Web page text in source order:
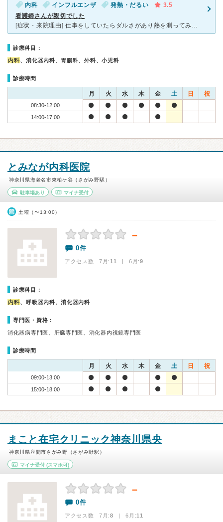
内科 インフルエンザ 発熱・だるい
3.5
看護婦さんが親切でした
[症状・来院理由] 仕事をしていたらダルさがあり熱を測ってみると38度以上の熱がありました。関節などが痛くて辛かったので、職場の近くの病院を紹介してもらい行くことにしました。 [医師の診断・治療法
診療科目：
内科、消化器内科、胃腸科、外科、小児科
診療時間
月 火 水 木 金 土 日 祝
08:30-12:00
14:00-17:00
とみなが内科医院
神奈川県海老名市東柏ケ谷（さがみ野駅）
駐車場あり マイナ受付
土曜（〜13:00）
－
0件
アクセス数 7月:11 | 6月:9
診療科目：
内科、呼吸器内科、消化器内科
専門医・資格：
消化器病専門医、肝臓専門医、消化器内視鏡専門医
診療時間
月 火 水 木 金 土 日 祝
09:00-13:00
15:00-18:00
まこと在宅クリニック神奈川県央
神奈川県座間市さがみ野（さがみ野駅）
マイナ受付 (スマホ可)
－
0件
アクセス数 7月:8 | 6月:11